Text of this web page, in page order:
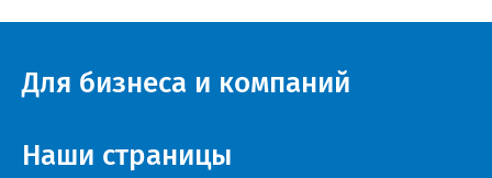
Для бизнеса и компаний
Наши страницы